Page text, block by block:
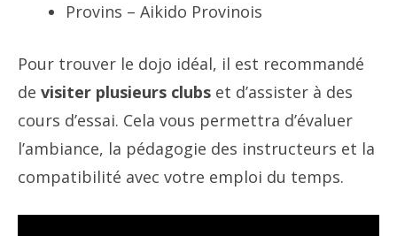
Provins – Aikido Provinois
Pour trouver le dojo idéal, il est recommandé
de visiter plusieurs clubs et d’assister à des
cours d’essai. Cela vous permettra d’évaluer
l’ambiance, la pédagogie des instructeurs et la
compatibilité avec votre emploi du temps.